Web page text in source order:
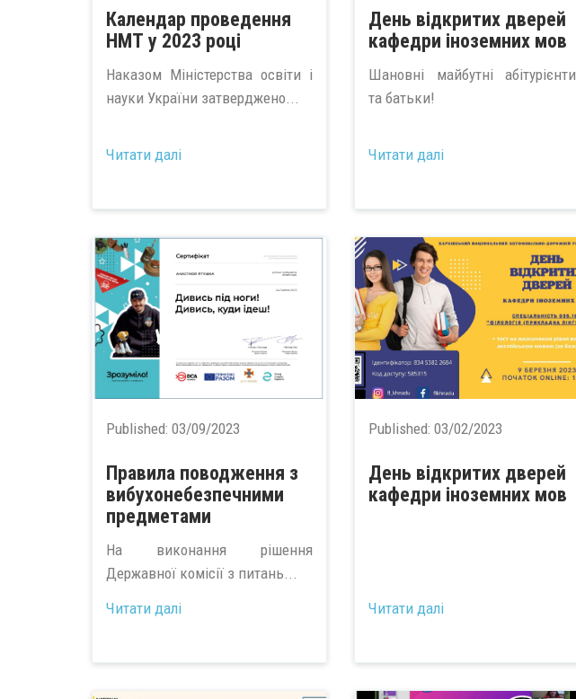
Календар проведення
НМТ у 2023 році
Наказом Міністерства освіти і
науки України затверджено...
Читати далі
День відкритих дверей
кафедри іноземних мов
Шановні майбутні абітурієнти
та батьки!
Читати далі
Published: 03/09/2023
Правила поводження з
вибухонебезпечними
предметами
На виконання рішення
Державної комісії з питань...
Читати далі
Published:03/02/2023
День відкритих дверей
кафедри іноземних мов
Читати далі